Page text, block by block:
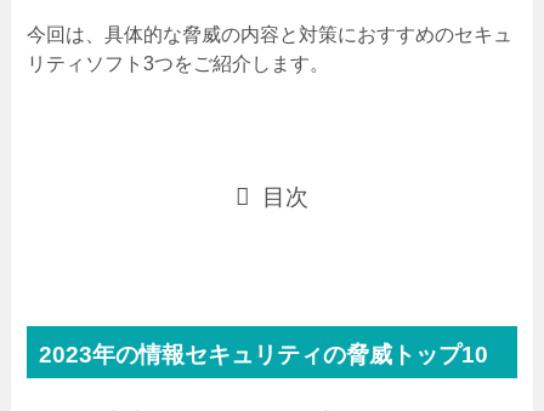
今回は、具体的な脅威の内容と対策におすすめのセキュ
リティソフト3つをご紹介します。
目次
2023年の情報セキュリティの脅威トップ10